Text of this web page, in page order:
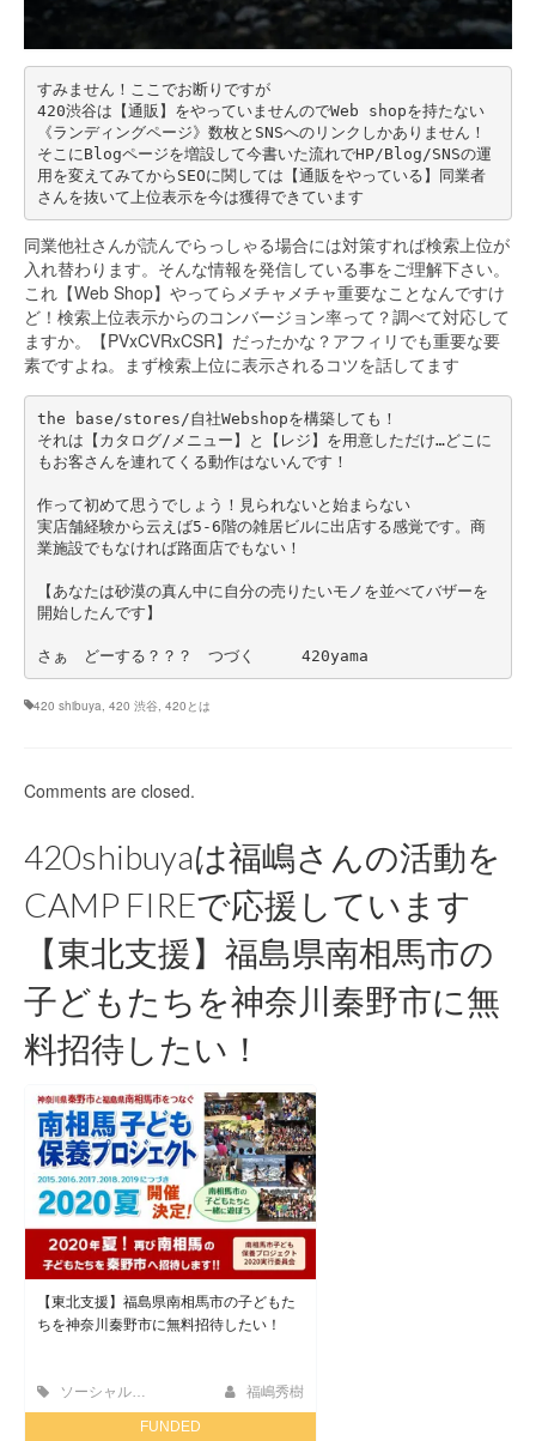
すみません！ここでお断りですが
420渋谷は【通販】をやっていませんのでWeb shopを持たない
《ランディングページ》数枚とSNSへのリンクしかありません！
そこにBlogページを増設して今書いた流れでHP/Blog/SNSの運
用を変えてみてからSEOに関しては【通販をやっている】同業者
さんを抜いて上位表示を今は獲得できています
同業他社さんが読んでらっしゃる場合には対策すれば検索上位が
入れ替わります。そんな情報を発信している事をご理解下さい。
これ【Web Shop】やってらメチャメチャ重要なことなんですけ
ど！検索上位表示からのコンバージョン率って？調べて対応して
ますか。【PVxCVRxCSR】だったかな？アフィリでも重要な要
素ですよね。まず検索上位に表示されるコツを話してます
the base/stores/自社Webshopを構築しても！
それは【カタログ/メニュー】と【レジ】を用意しただけ…どこに
もお客さんを連れてくる動作はないんです！
作って初めて思うでしょう！見られないと始まらない
実店舗経験から云えば5-6階の雑居ビルに出店する感覚です。商
業施設でもなければ路面店でもない！
【あなたは砂漠の真ん中に自分の売りたいモノを並べてバザーを
開始したんです】
さぁ　どーする？？？　つづく　　　420yama
420 shibuya, 420 渋谷, 420とは
Comments are closed.
420shibuyaは福嶋さんの活動を
CAMP FIREで応援しています
【東北支援】福島県南相馬市の
子どもたちを神奈川秦野市に無
料招待したい！